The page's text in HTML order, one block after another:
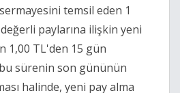
temsil eden 1
paylarına ilişkin yeni
1,00 TL'den 15 gün
bu sürenin son gününün
halinde, yeni pay alma